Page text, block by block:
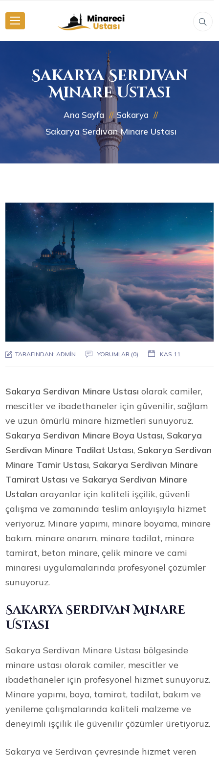
Sakarya Serdivan
Minare Ustası
Ana Sayfa Sakarya
Sakarya Serdivan Minare Ustası
TARAFINDAN: ADMIN YORUMLAR (0) KAS 11
Sakarya Serdivan Minare Ustası olarak camiler,
mescitler ve ibadethaneler için güvenilir, sağlam
ve uzun ömürlü minare hizmetleri sunuyoruz.
Sakarya Serdivan Minare Boya Ustası, Sakarya
Serdivan Minare Tadilat Ustası, Sakarya Serdivan
Minare Tamir Ustası, Sakarya Serdivan Minare
Tamirat Ustası ve Sakarya Serdivan Minare
Ustaları arayanlar için kaliteli işçilik, güvenli
çalışma ve zamanında teslim anlayışıyla hizmet
veriyoruz. Minare yapımı, minare boyama, minare
bakım, minare onarım, minare tadilat, minare
tamirat, beton minare, çelik minare ve cami
minaresi uygulamalarında profesyonel çözümler
sunuyoruz.
Sakarya Serdivan Minare
Ustası
Sakarya Serdivan Minare Ustası bölgesinde
minare ustası olarak camiler, mescitler ve
ibadethaneler için profesyonel hizmet sunuyoruz.
Minare yapımı, boya, tamirat, tadilat, bakım ve
yenileme çalışmalarında kaliteli malzeme ve
deneyimli işçilik ile güvenilir çözümler üretiyoruz.
Sakarya ve Serdivan çevresinde hizmet veren